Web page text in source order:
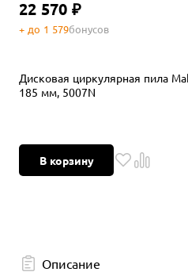
22 570 ₽
+ до 1 579бонусов
Дисковая циркулярная пила
185 мм, 5007N
В корзину
Описание